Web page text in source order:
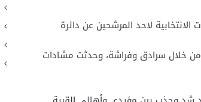
لاحد المرشحين عن دائرة
من خلال سرادق وفراشة، وحدثت مشادات